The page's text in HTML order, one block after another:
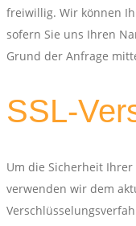
freiwillig. Wir können
sofern Sie uns Ihren
Grund der Anfrage
SSL-
Um die Sicherheit
verwenden wir dem